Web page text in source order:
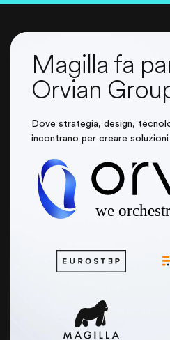
Magilla fa
Orvian
Dove strategia, design,
incontrano per creare soluzioni